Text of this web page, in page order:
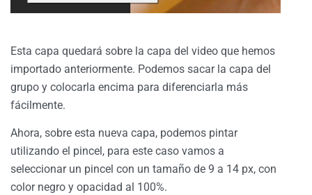
Esta capa quedará sobre la capa del video que hemos
importado anteriormente. Podemos sacar la capa del
grupo y colocarla encima para diferenciarla más
fácilmente.
Ahora, sobre esta nueva capa, podemos pintar
utilizando el pincel, para este caso vamos a
seleccionar un pincel con un tamaño de 9 a 14 px, con
color negro y opacidad al 100%.